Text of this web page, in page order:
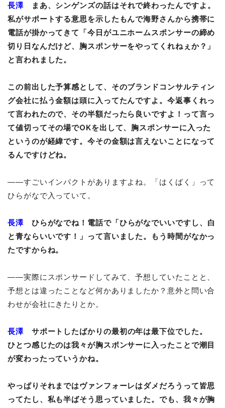
長澤
まあ、シンゲンズの話はそれで終わったんですよ。
私がサポートする意思を示したもんで海野さんから携帯に
電話が掛かってきて「今日がユニホームスポンサーの締め
切り日なんだけど、胸スポンサーをやってくれねぇか？」
と言われました。
この前出した予算感として、そのブランドコンサルティン
グ会社に払う金額は頭に入ってたんですよ。今返事くれっ
て言われたので、その半額だったら良いですよ！って言っ
て値切ってその場でOKを出して、胸スポンサーに入った
というのが経緯です。今その金額は言えないことになって
るんですけどね。
――すごいインパクトがありますよね。「はくばく」って
ひらがなで入っていて。
長澤
ひらがなでね！電話で「ひらがなでいいですし、白
と青ならいいです！」って言いました。もう時間がなかっ
たですからね。
――実際にスポンサードしてみて、予想していたことと、
予想とは違ったことなど何かありましたか？意外と問い合
わせが会社にきたりとか。
長澤
サポートしたばかりの最初の年は最下位でした。
ひとつ感じたのは我々が胸スポンサーに入ったことで潮目
が変わったっていうかね。
やっぱりそれまではヴァンフォーレはダメだろうって皆思
ってたし、私も半ばそう思っていました。でも、我々が胸